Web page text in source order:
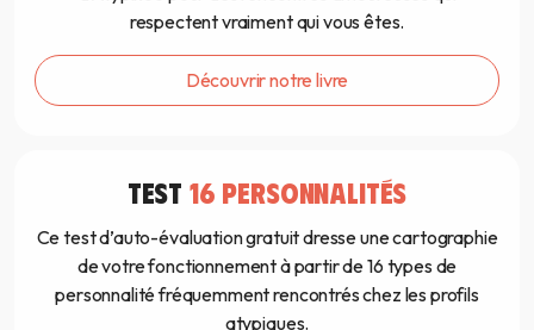
respectent vraiment qui vous êtes.
Découvrir notre livre
TEST 16 PERSONNALITÉS
Ce test d’auto-évaluation gratuit dresse une cartographie
de votre fonctionnement à partir de 16 types de
personnalité fréquemment rencontrés chez les profils
atypiques.